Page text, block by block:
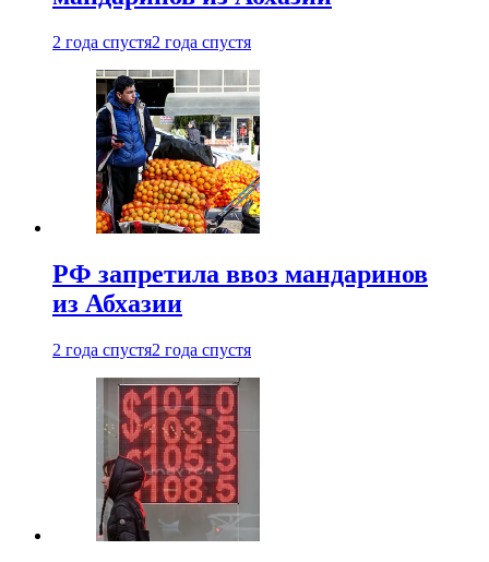
2 года спустя2 года спустя
РФ запретила ввоз мандаринов
из Абхазии
2 года спустя2 года спустя